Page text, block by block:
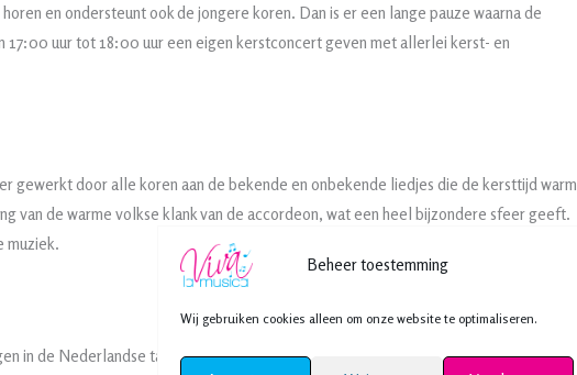
Beheer toestemming
Wij gebruiken cookies alleen om onze website te optimaliseren.
en ondersteunt ook de jongere koren. Dan is er een lange pauze waarna de
17:00 uur tot 18:00 uur een eigen kerstconcert geven met allerlei kerst- en
gewerkt door alle koren aan de bekende en onbekende liedjes die de kersttijd warm
van de warme volkse klank van de accordeon, wat een heel bijzondere sfeer geeft.
muziek.
in de Nederlandse taal een herfstlied, en verder gaat het over herdertjes, dieren in